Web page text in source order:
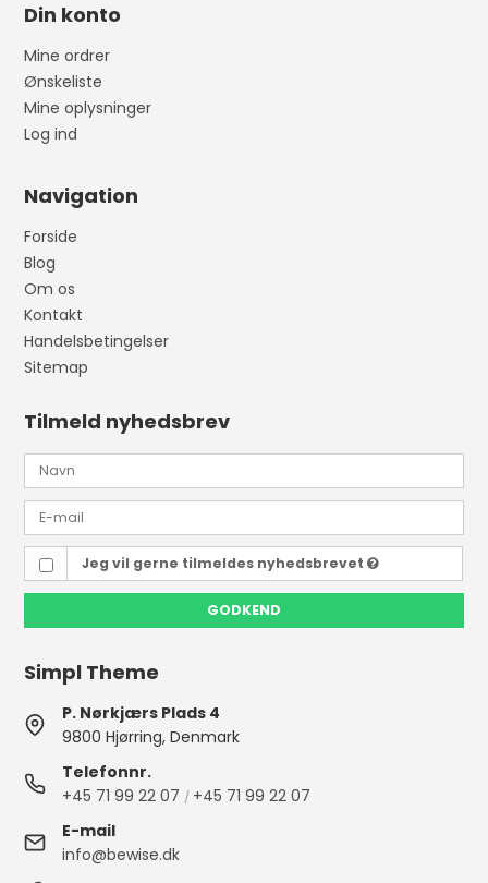
Din konto
Mine ordrer
Ønskeliste
Mine oplysninger
Log ind
Navigation
Forside
Blog
Om os
Kontakt
Handelsbetingelser
Sitemap
Tilmeld nyhedsbrev
Jeg vil gerne tilmeldes nyhedsbrevet
GODKEND
Simpl Theme
P. Nørkjærs Plads 4
9800 Hjørring, Denmark
Telefonnr.
+45 71 99 22 07 / +45 71 99 22 07
E-mail
info@bewise.dk